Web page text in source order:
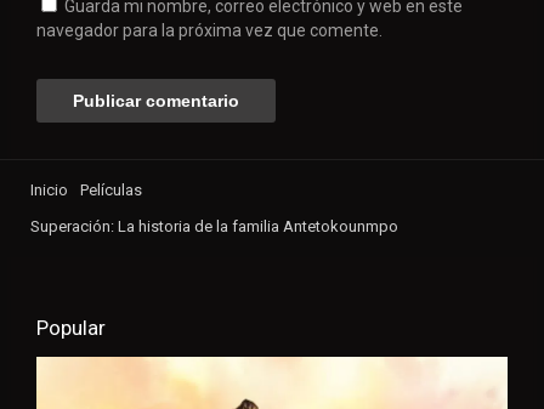
Guarda mi nombre, correo electrónico y web en este
navegador para la próxima vez que comente.
Inicio
Películas
Superación: La historia de la familia Antetokounmpo
Popular